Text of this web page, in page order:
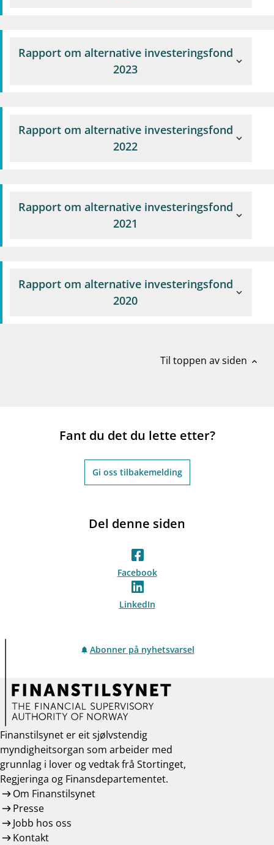
Rapport om alternative investeringsfond
2023
expand_more
Rapport om alternative investeringsfond
2022
expand_more
Rapport om alternative investeringsfond
2021
expand_more
Rapport om alternative investeringsfond
2020
expand_more
Til toppen av siden expand_less
Fant du det du lette etter?
Gi oss tilbakemelding
Del denne siden
Facebook
LinkedIn
Abonner på nyhetsvarsel
Finanstilsynet er eit sjølvstendig
myndigheitsorgan som arbeider med
grunnlag i lover og vedtak frå Stortinget,
Regjeringa og Finansdepartementet.
Om Finanstilsynet
Presse
Jobb hos oss
Kontakt